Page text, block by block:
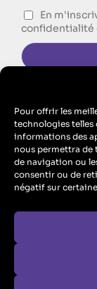
Pour offrir les
technologies telles
informations des
nous permettra de
de navigation ou
consentir ou de
négatif sur
En
confidentialité
Singing Dodo
capital de 10
ECM est aussi
enregistrement
obligatoire au